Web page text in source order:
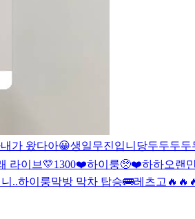
내가 왔다아😀생일무진입니당두두두두
라이브 💛1300❤️하이룽🥺❤️하하오랜
..하이룽막방 막차 탑승🚌레츠고